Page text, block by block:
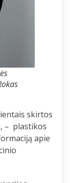
skirtos
– plastikos
apie